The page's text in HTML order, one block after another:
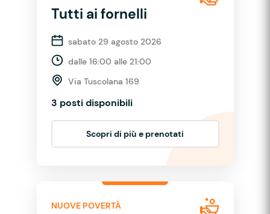
Tutti ai fornelli
sabato 29 agosto 2026
dalle 16:00 alle 21:00
Via Tuscolana 169
3 posti disponibili
Scopri di più e prenotati
NUOVE POVERTÀ